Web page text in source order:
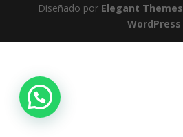
Diseñado por Elegant Themes
WordPress